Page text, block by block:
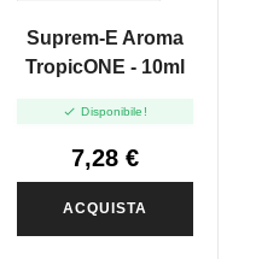
Suprem-E Aroma
TropicONE - 10ml
 Disponibile!
7,28 €
ACQUISTA